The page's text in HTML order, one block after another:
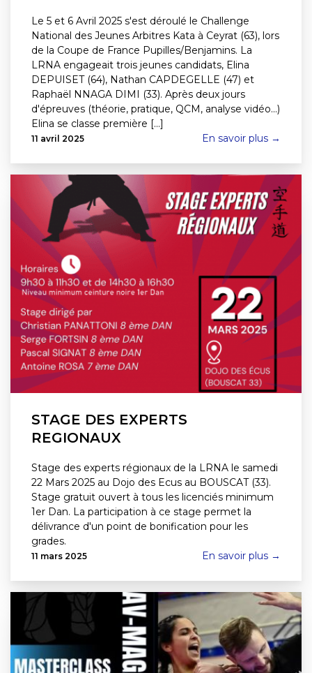
Le 5 et 6 Avril 2025 s'est déroulé le Challenge
National des Jeunes Arbitres Kata à Ceyrat (63), lors
de la Coupe de France Pupilles/Benjamins. La
LRNA engageait trois jeunes candidats, Elina
DEPUISET (64), Nathan CAPDEGELLE (47) et
Raphaël NNAGA DIMI (33). Après deux jours
d'épreuves (théorie, pratique, QCM, analyse vidéo...)
Elina se classe première [...]
11 avril 2025 En savoir plus →
STAGE DES EXPERTS
REGIONAUX
Stage des experts régionaux de la LRNA le samedi
22 Mars 2025 au Dojo des Ecus au BOUSCAT (33).
Stage gratuit ouvert à tous les licenciés minimum
1er Dan. La participation à ce stage permet la
délivrance d'un point de bonification pour les
grades.
11 mars 2025 En savoir plus →